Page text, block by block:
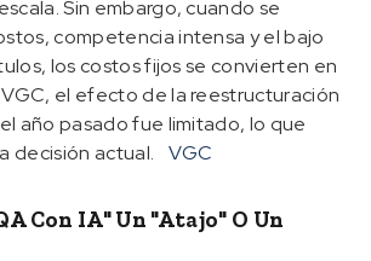
Sin embargo, cuando se
competencia intensa y el bajo
los costos fijos se convierten en
el efecto de la reestructuración
año pasado fue limitado, lo que
decisión actual.
VGC
Con IA" Un "atajo" O Un